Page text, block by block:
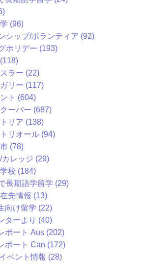
(96)
シップ/ボランティア (92)
ホリデー (193)
ラー (22)
リー (117)
ト (604)
ーバー (687)
リア (138)
リオール (94)
(78)
レッジ (29)
校 (184)
長期語学留学 (29)
先情報 (13)
向け留学 (22)
ターより (40)
ポート Aus (202)
ポート Can (172)
ベント情報 (28)